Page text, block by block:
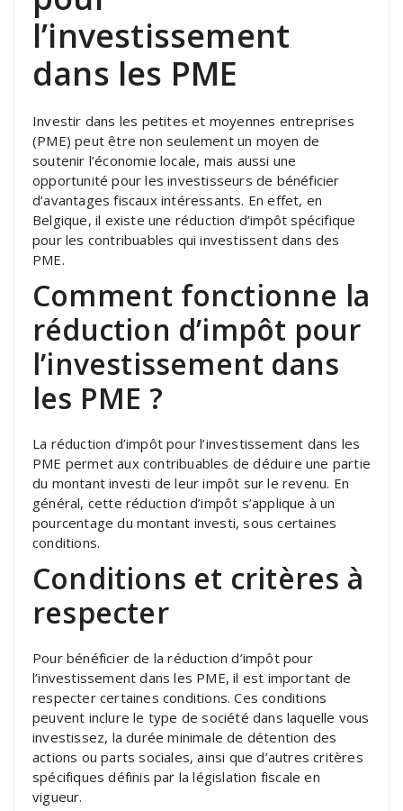
l’investissement
dans les PME
Investir dans les petites et moyennes entreprises
(PME) peut être non seulement un moyen de
soutenir l’économie locale, mais aussi une
opportunité pour les investisseurs de bénéficier
d’avantages fiscaux intéressants. En effet, en
Belgique, il existe une réduction d’impôt spécifique
pour les contribuables qui investissent dans des
PME.
Comment fonctionne la
réduction d’impôt pour
l’investissement dans
les PME ?
La réduction d’impôt pour l’investissement dans les
PME permet aux contribuables de déduire une partie
du montant investi de leur impôt sur le revenu. En
général, cette réduction d’impôt s’applique à un
pourcentage du montant investi, sous certaines
conditions.
Conditions et critères à
respecter
Pour bénéficier de la réduction d’impôt pour
l’investissement dans les PME, il est important de
respecter certaines conditions. Ces conditions
peuvent inclure le type de société dans laquelle vous
investissez, la durée minimale de détention des
actions ou parts sociales, ainsi que d’autres critères
spécifiques définis par la législation fiscale en
vigueur.